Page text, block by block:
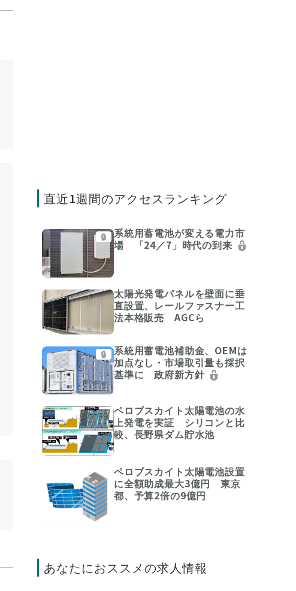
直近1週間のアクセスランキング
🔒
系統用蓄電池が変える電力市
場 「24／7」時代の到来
太陽光発電パネルを壁面に垂
直設置、レールファスナー工
法本格販売 AGCら
🔒
系統用蓄電池補助金、OEMは
加点なし・市場取引量も採択
基準に 政府新方針
ペロブスカイト太陽電池の水
上発電を実証 シリコンと比
較、長野県ダム貯水池
ペロブスカイト太陽電池設置
に全額助成最大3億円 東京
都、予算2倍の9億円
あなたにおススメの求人情報